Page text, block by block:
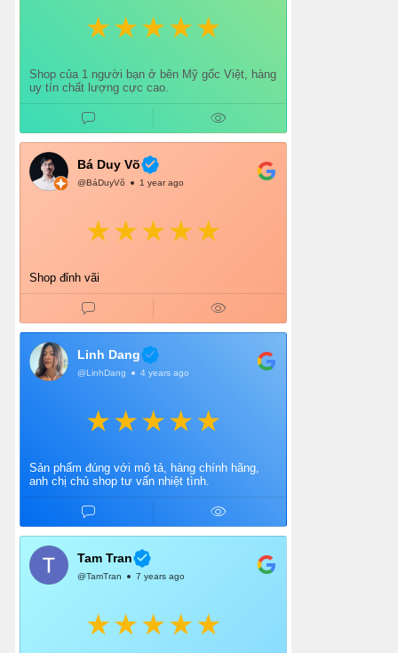
Shop của 1 người bạn ở bên Mỹ gốc Việt, hàng
uy tín chất lượng cực cao.
Bá Duy Võ
@BáDuyVõ 1 year ago
Shop đỉnh vãi
Linh Dang
@LinhDang 4 years ago
Sản phẩm đúng với mô tả, hàng chính hãng,
anh chị chủ shop tư vấn nhiệt tình.
Tam Tran
@TamTran 7 years ago